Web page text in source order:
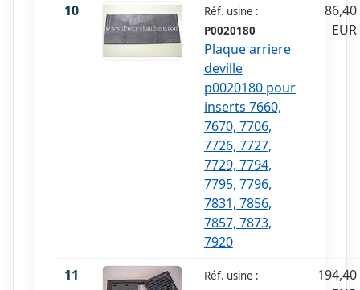
10
Réf. usine :
P0020180
Plaque arriere
deville
p0020180 pour
inserts 7660,
7670, 7706,
7726, 7727,
7729, 7794,
7795, 7796,
7831, 7856,
7857, 7873,
7920
86,40
EUR
11
Réf. usine :
194,40